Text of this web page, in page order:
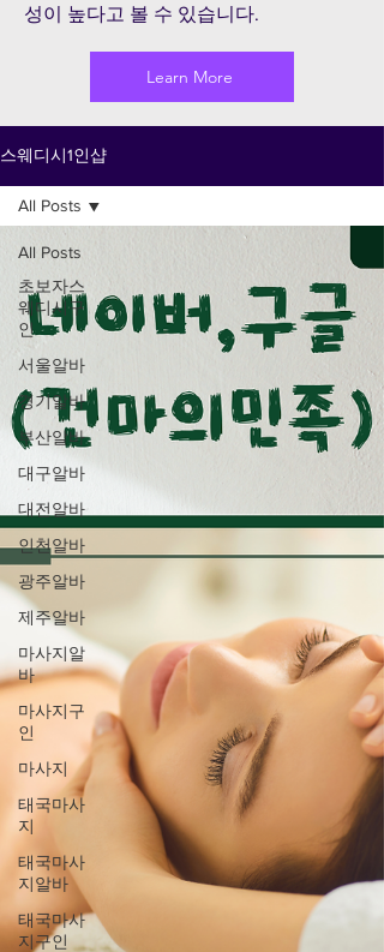
성이 높다고 볼 수 있습니다.
Learn More
스웨디시1인샵
All Posts
초보자스
웨디시구
인
서울알바
경기알바
부산알바
대구알바
대전알바
인천알바
광주알바
제주알바
마사지알
바
마사지구
인
마사지
태국마사
지
태국마사
지알바
태국마사
지구인
All Posts